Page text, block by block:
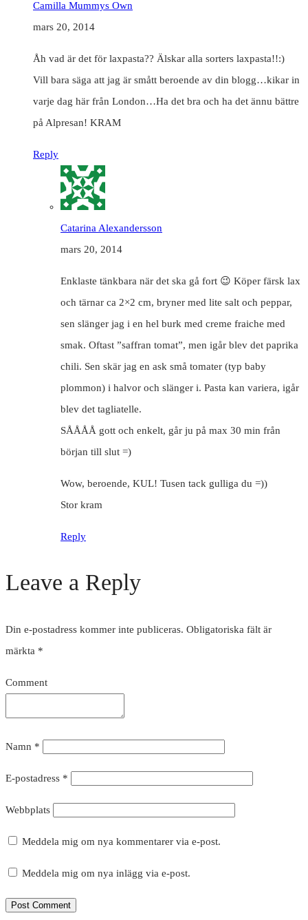
Camilla Mummys Own
mars 20, 2014
Åh vad är det för laxpasta?? Älskar alla sorters laxpasta!!:)
Vill bara säga att jag är smått beroende av din blogg…kikar in
varje dag här från London…Ha det bra och ha det ännu bättre
på Alpresan! KRAM
Reply
Catarina Alexandersson
mars 20, 2014
Enklaste tänkbara när det ska gå fort 😉 Köper färsk lax
och tärnar ca 2×2 cm, bryner med lite salt och peppar,
sen slänger jag i en hel burk med creme fraiche med
smak. Oftast ”saffran tomat”, men igår blev det paprika
chili. Sen skär jag en ask små tomater (typ baby
plommon) i halvor och slänger i. Pasta kan variera, igår
blev det tagliatelle.
SÅÅÅÅ gott och enkelt, går ju på max 30 min från
början till slut =)
Wow, beroende, KUL! Tusen tack gulliga du =))
Stor kram
Reply
Leave a Reply
Din e-postadress kommer inte publiceras. Obligatoriska fält är
märkta *
Comment
Namn *
E-postadress *
Webbplats
Meddela mig om nya kommentarer via e-post.
Meddela mig om nya inlägg via e-post.